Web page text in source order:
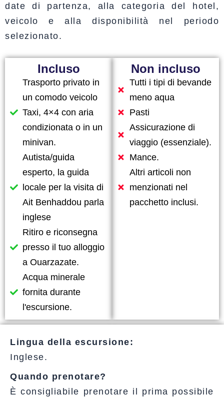
date di partenza, alla categoria del hotel,
veicolo e alla disponibilità nel periodo
selezionato.
Incluso
Trasporto privato in
un comodo veicolo
Taxi, 4×4 con aria
condizionata o in un
minivan.
Autista/guida
esperto, la guida
locale per la visita di
Ait Benhaddou parla
inglese
Ritiro e riconsegna
presso il tuo alloggio
a Ouarzazate.
Acqua minerale
fornita durante
l'escursione.
Non incluso
Tutti i tipi di bevande
meno aqua
Pasti
Assicurazione di
viaggio (essenziale).
Mance.
Altri articoli non
menzionati nel
pacchetto inclusi.
Lingua della escursione:
Inglese.
Quando prenotare?
È consigliabile prenotare il prima possibile